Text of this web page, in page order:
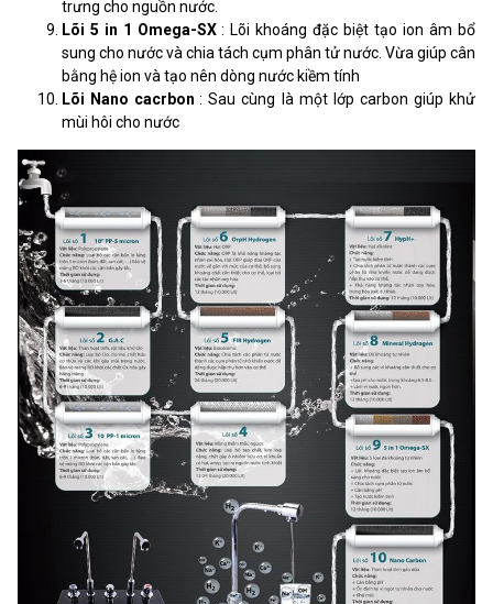
trưng cho nguồn nước.
Lõi 5 in 1 Omega-SX : Lõi khoáng đặc biệt tạo ion âm bổ
sung cho nước và chia tách cụm phân tử nước. Vừa giúp cân
bằng hệ ion và tạo nên dòng nước kiềm tính
Lõi Nano cacrbon : Sau cùng là một lớp carbon giúp khử
mùi hôi cho nước